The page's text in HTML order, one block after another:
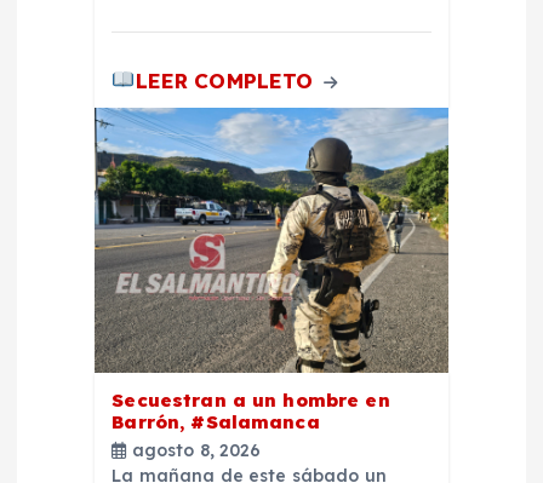
LEER COMPLETO
Secuestran a un hombre en
Barrón, #Salamanca
agosto 8, 2026
La mañana de este sábado un